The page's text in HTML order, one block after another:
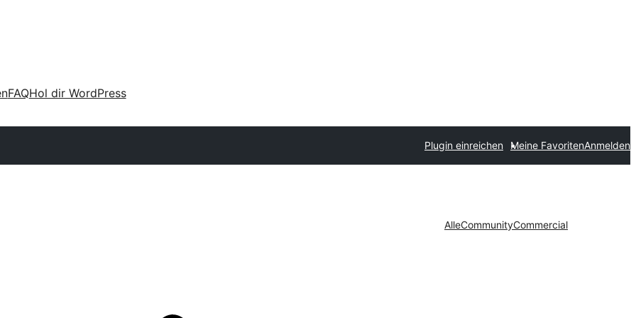
FAQHol dir WordPress
Plugin einreichen Meine FavoritenAnmelden
AlleCommunityCommercial